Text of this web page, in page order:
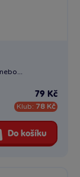
79 Kč
Klub: 78 Kč
Do košíku